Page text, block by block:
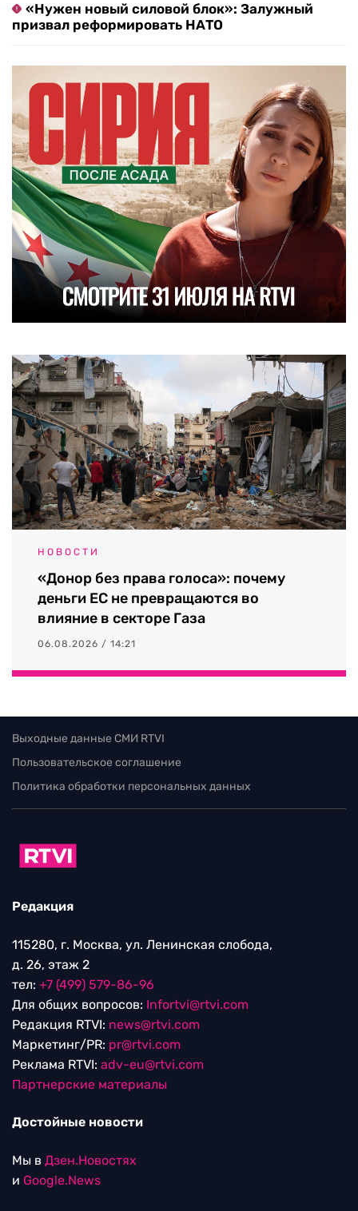
«Нужен новый силовой блок»: Залужный
призвал реформировать НАТО
НОВОСТИ
«Донор без права голоса»: почему
деньги ЕС не превращаются во
влияние в секторе Газа
06.08.2026 / 14:21
Выходные данные СМИ RTVI
Пользовательское соглашение
Политика обработки персональных данных
Редакция
115280, г. Москва, ул. Ленинская слобода,
д. 26, этаж 2
тел: +7 (499) 579-86-96
Для общих вопросов: Infortvi@rtvi.com
Редакция RTVI: news@rtvi.com
Маркетинг/PR: pr@rtvi.com
Реклама RTVI: adv-eu@rtvi.com
Партнерские материалы
Достойные новости
Мы в Дзен.Новостях
и Google.News